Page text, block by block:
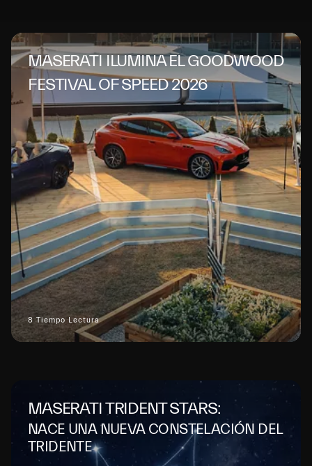
MASERATI ILUMINA EL GOODWOOD
FESTIVAL OF SPEED 2026
8 Tiempo Lectura
MASERATI TRIDENT STARS:
NACE UNA NUEVA CONSTELACIÓN DEL
TRIDENTE